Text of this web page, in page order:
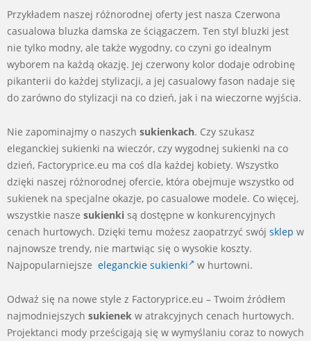
Przykładem naszej różnorodnej oferty jest nasza Czerwona
casualowa bluzka damska ze ściągaczem. Ten styl bluzki jest
nie tylko modny, ale także wygodny, co czyni go idealnym
wyborem na każdą okazję. Jej czerwony kolor dodaje odrobinę
pikanterii do każdej stylizacji, a jej casualowy fason nadaje się
do zarówno do stylizacji na co dzień, jak i na wieczorne wyjścia.
Nie zapominajmy o naszych sukienkach. Czy szukasz
eleganckiej sukienki na wieczór, czy wygodnej sukienki na co
dzień, Factoryprice.eu ma coś dla każdej kobiety. Wszystko
dzięki naszej różnorodnej ofercie, która obejmuje wszystko od
sukienek na specjalne okazje, po casualowe modele. Co więcej,
wszystkie nasze sukienki są dostępne w konkurencyjnych
cenach hurtowych. Dzięki temu możesz zaopatrzyć swój sklep w
najnowsze trendy, nie martwiąc się o wysokie koszty.
Najpopularniejsze eleganckie sukienki w hurtowni.
Odważ się na nowe style z Factoryprice.eu – Twoim źródłem
najmodniejszych sukienek w atrakcyjnych cenach hurtowych.
Projektanci mody prześcigają się w wymyślaniu coraz to nowych